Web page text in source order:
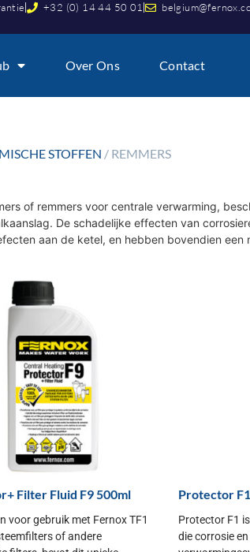
+32 (0) 14 44 50 01
Over Ons Contact
STOFFEN / REMMERS
of remmers voor centrale verwarming,
De schadelijke effecten van
aan de ketel, en hebben bovendien een
Filter Fluid F9 500ml
voor gebruik met Fernox TF1
of andere
Protector
Protector F1
die corrosie